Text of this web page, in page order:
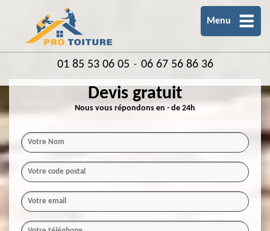
Menu
01 85 53 06 05 - 06 67 56 86 36
Devis gratuit
Nous vous répondons en - de 24h